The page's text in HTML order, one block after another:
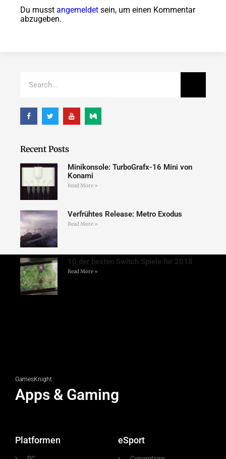
Du musst angemeldet sein, um einen Kommentar
abzugeben.
Recent Posts
Minikonsole: TurboGrafx-16 Mini von
Konami
Read More »
Verfrühtes Release: Metro Exodus
Read More »
10 der besten Switch Spiele für 2018
Read More »
GamesKnight
Apps & Gaming
Platformen eSport